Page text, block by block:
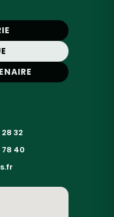
32
78 40